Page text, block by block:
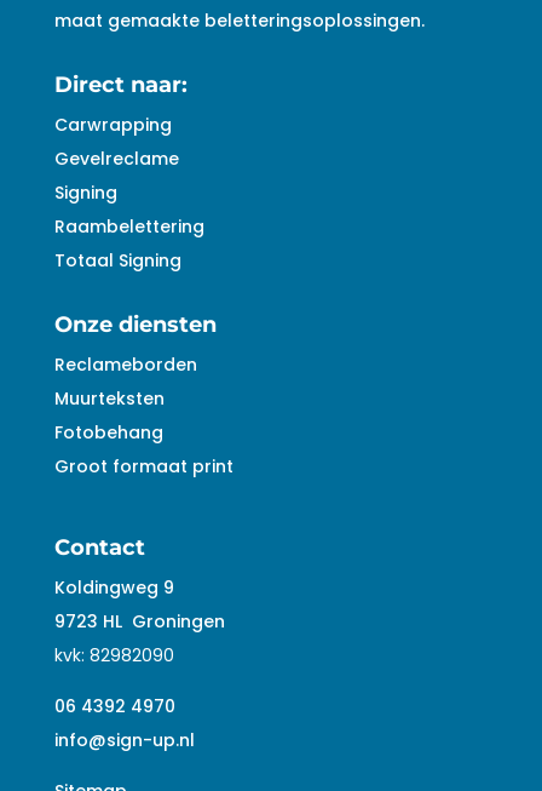
maat gemaakte beletteringsoplossingen.
Direct naar:
Carwrapping
Gevelreclame
Signing
Raambelettering
Totaal Signing
Onze diensten
Reclameborden
Muurteksten
Fotobehang
Groot formaat print
Contact
Koldingweg 9
9723 HL Groningen
kvk: 82982090
06 4392 4970
info@sign-up.nl